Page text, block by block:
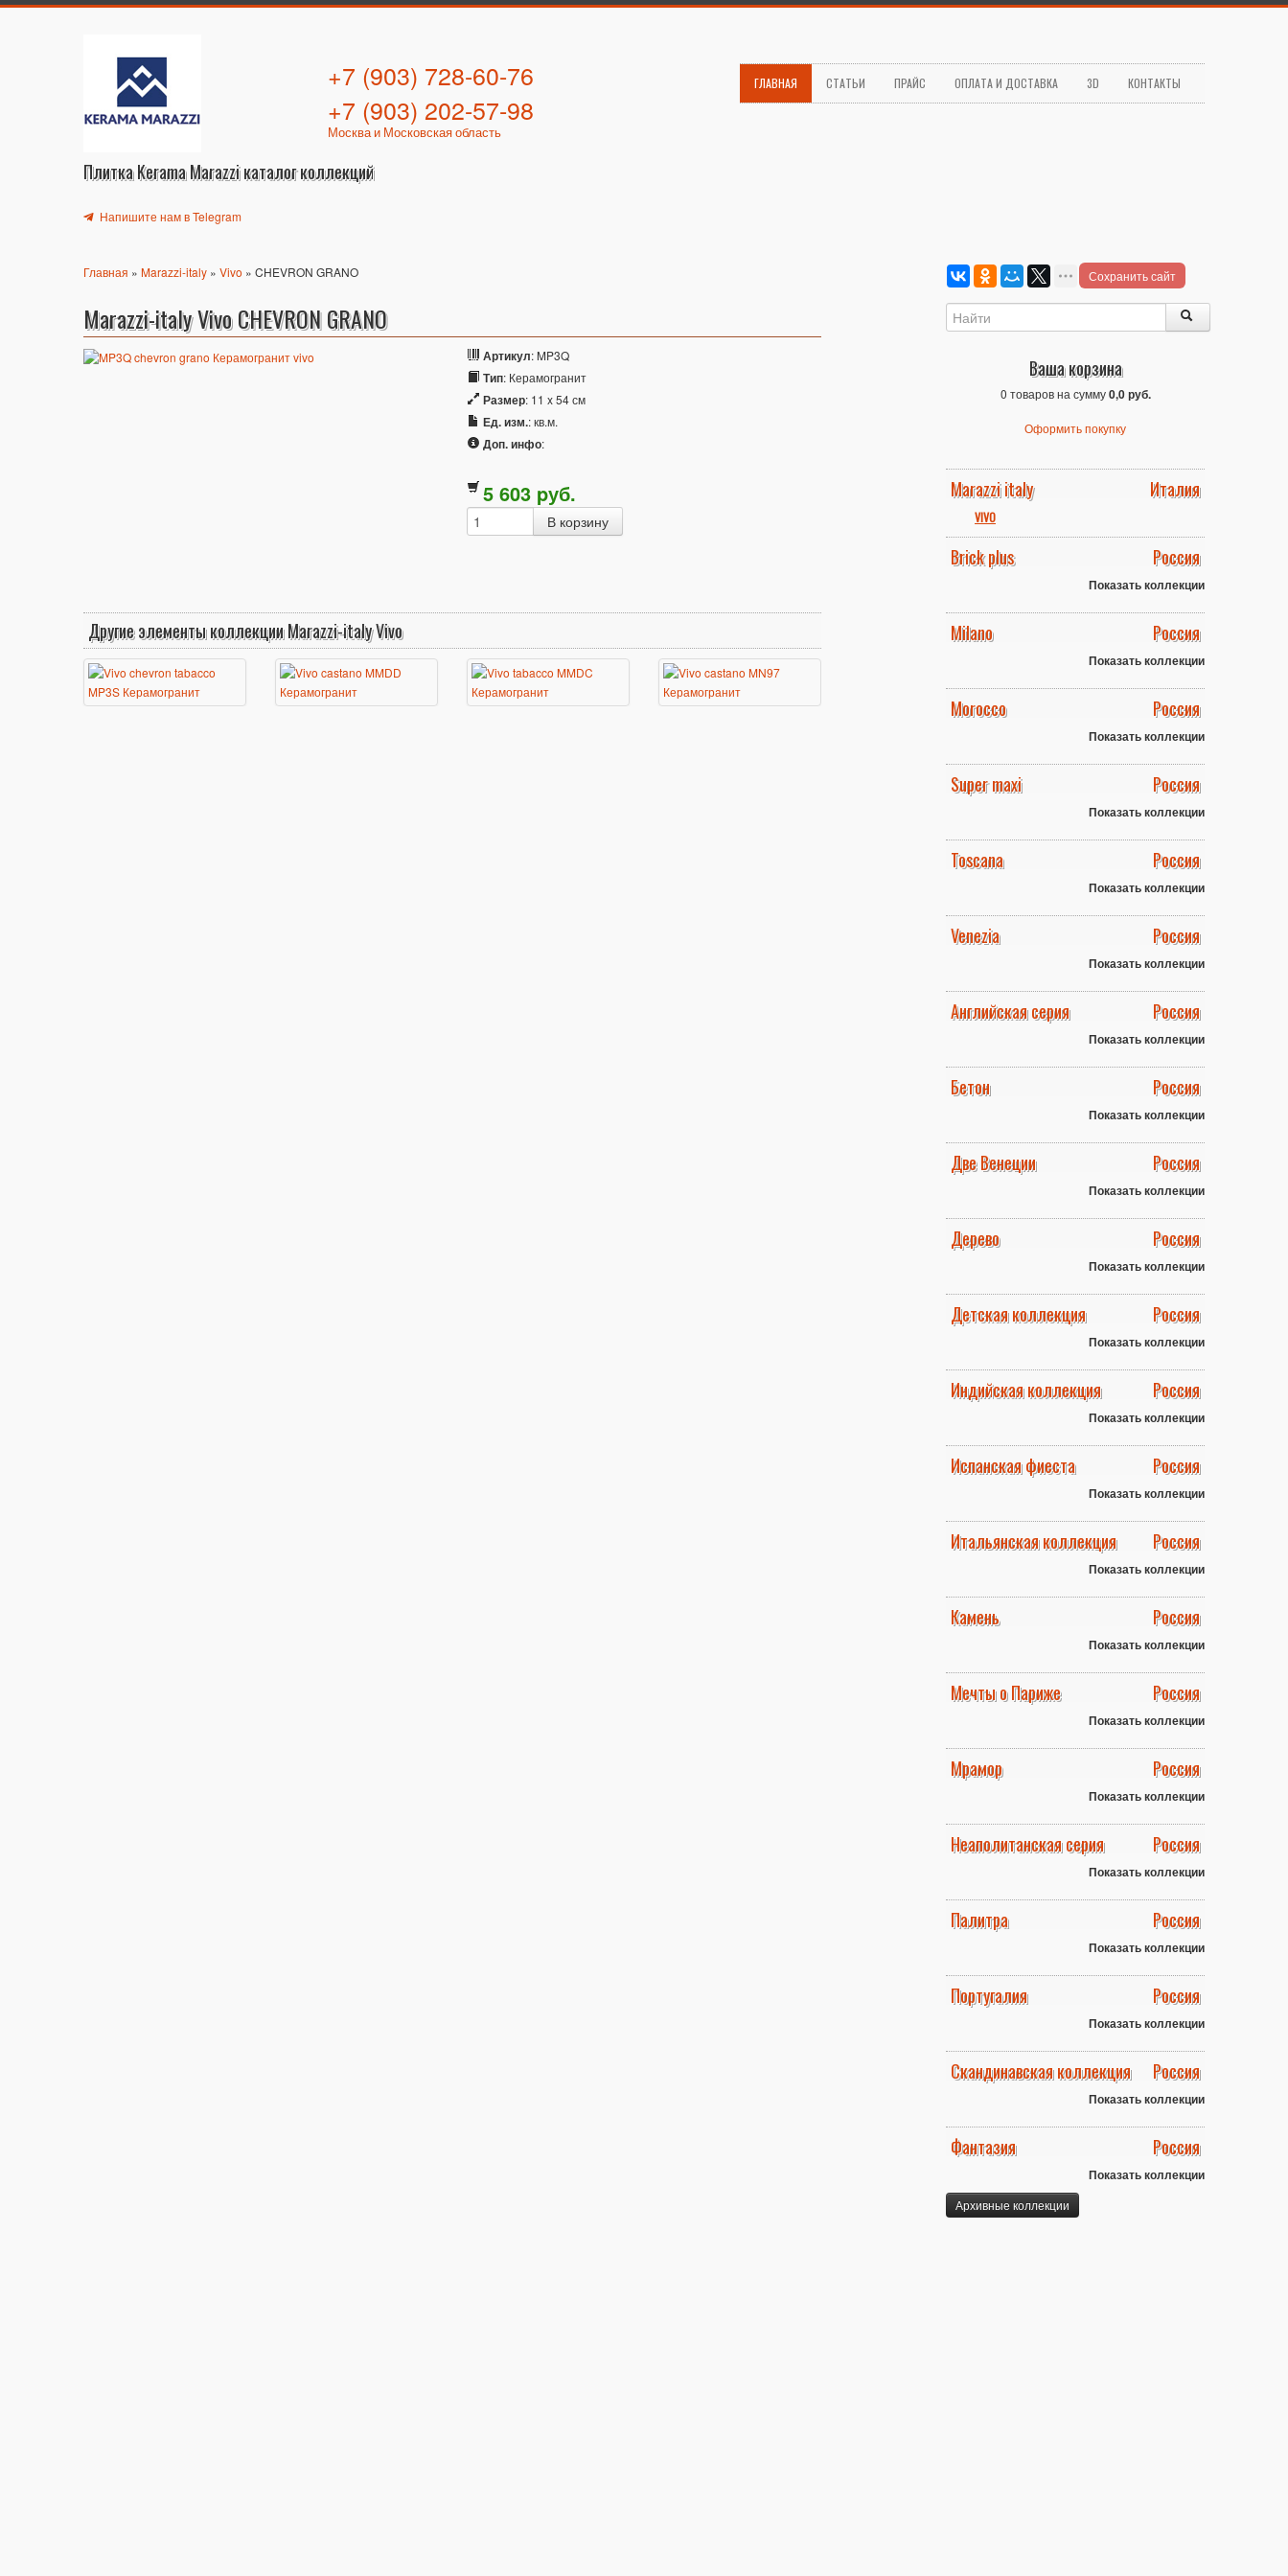
Плитка Kerama Marazzi каталог коллекций
+7 (903) 728-60-76
+7 (903) 202-57-98
Москва и Московская область
Напишите нам в Telegram
ГЛАВНАЯ СТАТЬИ ПРАЙС ОПЛАТА И ДОСТАВКА 3D КОНТАКТЫ
Главная » Marazzi-italy » Vivo » CHEVRON GRANO
Marazzi-italy Vivo CHEVRON GRANO
Артикул: MP3Q
Тип: Керамогранит
Размер: 11 x 54 см
Ед. изм.: кв.м.
Доп. инфо:
5 603 pуб.
Другие элементы коллекции Marazzi-italy Vivo
Сохранить сайт
Ваша корзина
0 товаров на сумму0,0 руб.
Оформить покупку
Marazzi italy Италия
VIVO
Brick plus Россия
Показать коллекции
Milano Россия
Показать коллекции
Morocco Россия
Показать коллекции
Super maxi Россия
Показать коллекции
Toscana Россия
Показать коллекции
Venezia Россия
Показать коллекции
Английская серия Россия
Показать коллекции
Бетон Россия
Показать коллекции
Две Венеции Россия
Показать коллекции
Дерево Россия
Показать коллекции
Детская коллекция Россия
Показать коллекции
Индийская коллекция Россия
Показать коллекции
Испанская фиеста Россия
Показать коллекции
Итальянская коллекция Россия
Показать коллекции
Камень Россия
Показать коллекции
Мечты о Париже Россия
Показать коллекции
Мрамор Россия
Показать коллекции
Неаполитанская серия Россия
Показать коллекции
Палитра Россия
Показать коллекции
Португалия Россия
Показать коллекции
Скандинавская коллекция Россия
Показать коллекции
Фантазия Россия
Показать коллекции
Архивные коллекции